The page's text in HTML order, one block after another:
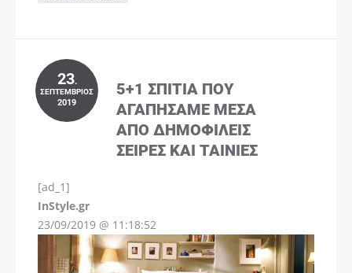
23.
ΣΕΠΤΈΜΒΡΙΟΣ
2019
5+1 ΣΠΊΤΙΑ ΠΟΥ
ΑΓΑΠΉΣΑΜΕ ΜΈΣΑ
ΑΠΌ ΔΗΜΟΦΙΛΕΊΣ
ΣΕΙΡΈΣ ΚΑΙ ΤΑΙΝΊΕΣ
[ad_1]
InStyle.gr
23/09/2019 @ 11:18:52